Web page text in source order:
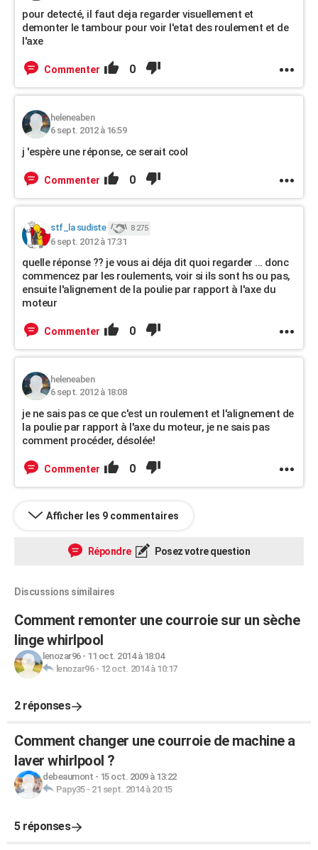
pour detecté, il faut deja regarder visuellement et
demonter le tambour pour voir l'etat des roulement et de
l'axe
Commenter 0
heleneaben
6 sept. 2012 à 16:59
j 'espère une réponse, ce serait cool
Commenter 0
stf_la sudiste 8 275
6 sept. 2012 à 17:31
quelle réponse ?? je vous ai déja dit quoi regarder ... donc
commencez par les roulements, voir si ils sont hs ou pas,
ensuite l'alignement de la poulie par rapport à l'axe du
moteur
Commenter 0
heleneaben
6 sept. 2012 à 18:08
je ne sais pas ce que c'est un roulement et l'alignement de
la poulie par rapport à l'axe du moteur, je ne sais pas
comment procéder, désolée!
Commenter 0
Afficher les 9 commentaires
Répondre Posez votre question
Discussions similaires
Comment remonter une courroie sur un sèche
linge whirlpool
lenozar96- 11 oct. 2014 à 18:04
lenozar96- 12 oct. 2014 à 10:17
2 réponses
Comment changer une courroie de machine a
laver whirlpool ?
debeaumont - 15 oct. 2009 à 13:22
Papy35- 21 sept. 2014 à 20:15
5 réponses